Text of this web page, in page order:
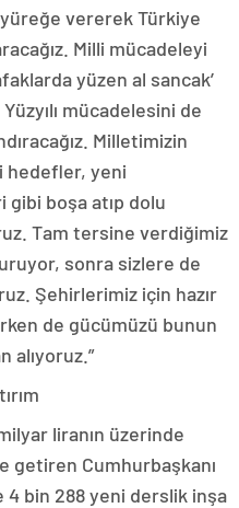
vererek Türkiye
Milli mücadeleyi
yüzen al sancak’
mücadelesini de
Milletimizin
hedefler, yeni
gibi boşa atıp dolu
Tam tersine verdiğimiz
sonra sizlere de
Şehirlerimiz için hazır
de gücümüzü bunun
alıyoruz.”
liranın üzerinde
getiren Cumhurbaşkanı
4 bin 288 yeni derslik inşa